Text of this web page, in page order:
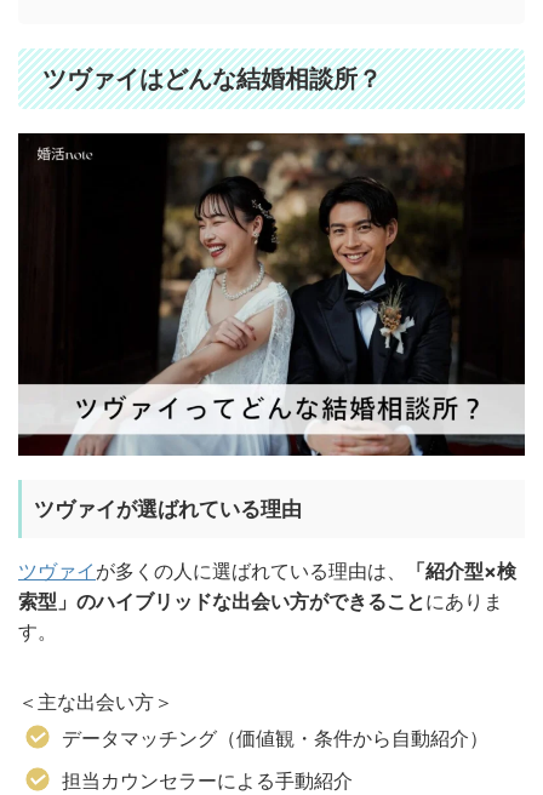
ツヴァイはどんな結婚相談所？
ツヴァイが選ばれている理由
ツヴァイ が多くの人に選ばれている理由は、
「紹介型×検
索型」のハイブリッドな出会い方ができることにありま
す。
＜主な出会い方＞
データマッチング（価値観・条件から自動紹介）
担当カウンセラーによる手動紹介